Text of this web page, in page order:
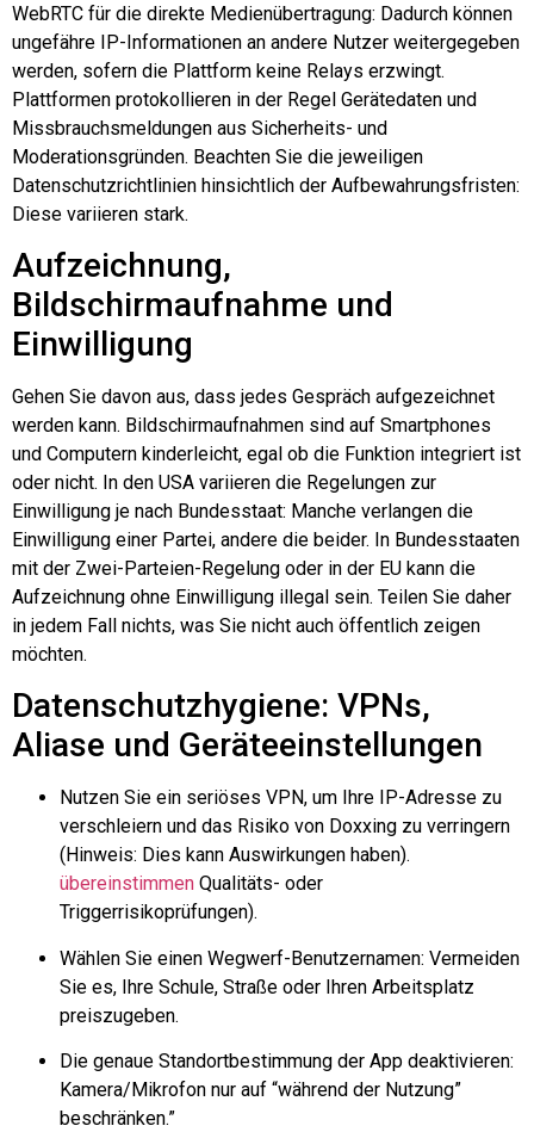
WebRTC für die direkte Medienübertragung: Dadurch können
ungefähre IP-Informationen an andere Nutzer weitergegeben
werden, sofern die Plattform keine Relays erzwingt.
Plattformen protokollieren in der Regel Gerätedaten und
Missbrauchsmeldungen aus Sicherheits- und
Moderationsgründen. Beachten Sie die jeweiligen
Datenschutzrichtlinien hinsichtlich der Aufbewahrungsfristen:
Diese variieren stark.
Aufzeichnung,
Bildschirmaufnahme und
Einwilligung
Gehen Sie davon aus, dass jedes Gespräch aufgezeichnet
werden kann. Bildschirmaufnahmen sind auf Smartphones
und Computern kinderleicht, egal ob die Funktion integriert ist
oder nicht. In den USA variieren die Regelungen zur
Einwilligung je nach Bundesstaat: Manche verlangen die
Einwilligung einer Partei, andere die beider. In Bundesstaaten
mit der Zwei-Parteien-Regelung oder in der EU kann die
Aufzeichnung ohne Einwilligung illegal sein. Teilen Sie daher
in jedem Fall nichts, was Sie nicht auch öffentlich zeigen
möchten.
Datenschutzhygiene: VPNs,
Aliase und Geräteeinstellungen
Nutzen Sie ein seriöses VPN, um Ihre IP-Adresse zu
verschleiern und das Risiko von Doxxing zu verringern
(Hinweis: Dies kann Auswirkungen haben).
übereinstimmen Qualitäts- oder
Triggerrisikoprüfungen).
Wählen Sie einen Wegwerf-Benutzernamen: Vermeiden
Sie es, Ihre Schule, Straße oder Ihren Arbeitsplatz
preiszugeben.
Die genaue Standortbestimmung der App deaktivieren:
Kamera/Mikrofon nur auf “während der Nutzung”
beschränken.”